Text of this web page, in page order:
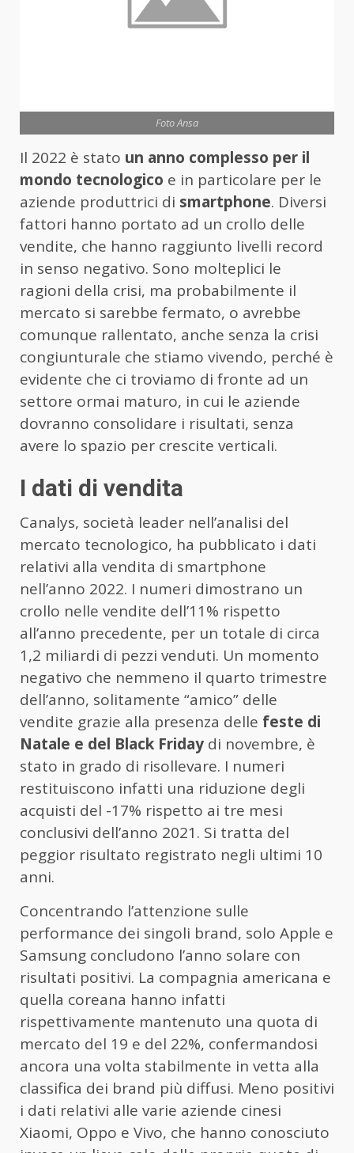
Foto Ansa
Il 2022 è stato un anno complesso per il
mondo tecnologico e in particolare per le
aziende produttrici di smartphone. Diversi
fattori hanno portato ad un crollo delle
vendite, che hanno raggiunto livelli record
in senso negativo. Sono molteplici le
ragioni della crisi, ma probabilmente il
mercato si sarebbe fermato, o avrebbe
comunque rallentato, anche senza la crisi
congiunturale che stiamo vivendo, perché è
evidente che ci troviamo di fronte ad un
settore ormai maturo, in cui le aziende
dovranno consolidare i risultati, senza
avere lo spazio per crescite verticali.
I dati di vendita
Canalys, società leader nell’analisi del
mercato tecnologico, ha pubblicato i dati
relativi alla vendita di smartphone
nell’anno 2022. I numeri dimostrano un
crollo nelle vendite dell’11% rispetto
all’anno precedente, per un totale di circa
1,2 miliardi di pezzi venduti. Un momento
negativo che nemmeno il quarto trimestre
dell’anno, solitamente “amico” delle
vendite grazie alla presenza delle feste di
Natale e del Black Friday di novembre, è
stato in grado di risollevare. I numeri
restituiscono infatti una riduzione degli
acquisti del -17% rispetto ai tre mesi
conclusivi dell’anno 2021. Si tratta del
peggior risultato registrato negli ultimi 10
anni.
Concentrando l’attenzione sulle
performance dei singoli brand, solo Apple e
Samsung concludono l’anno solare con
risultati positivi. La compagnia americana e
quella coreana hanno infatti
rispettivamente mantenuto una quota di
mercato del 19 e del 22%, confermandosi
ancora una volta stabilmente in vetta alla
classifica dei brand più diffusi. Meno positivi
i dati relativi alle varie aziende cinesi
Xiaomi, Oppo e Vivo, che hanno conosciuto